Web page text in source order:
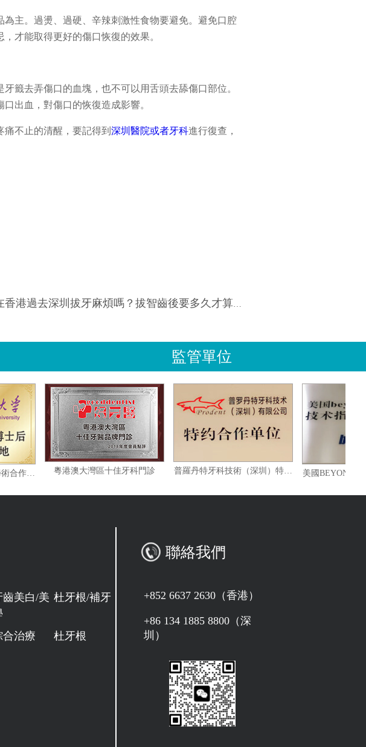
主。過燙、過硬、辛辣刺激性食物要避免。避免口腔
才能取得更好的傷口恢復的效果。
籤去弄傷口的血塊，也不可以用舌頭去舔傷口部位。
出血，對傷口的恢復造成影響。
不止的清醒，要記得到 深圳醫院或者牙科進行復查，
香港過去深圳拔牙麻煩嗎？拔智齒後要多久才算正常？
監管單位
深圳研究生院博士後學術合作基地 粵港澳大灣區十佳牙科門診 普羅丹特牙科技術（深圳）特約合作單位
齒美白/美 杜牙根/補牙
合治療 杜牙根
聯絡我們
+852 6637 2630（香港）
+86 134 1885 8800（深
圳）